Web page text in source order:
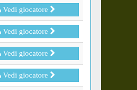
Vedi giocatore
Vedi giocatore
Vedi giocatore
Vedi giocatore